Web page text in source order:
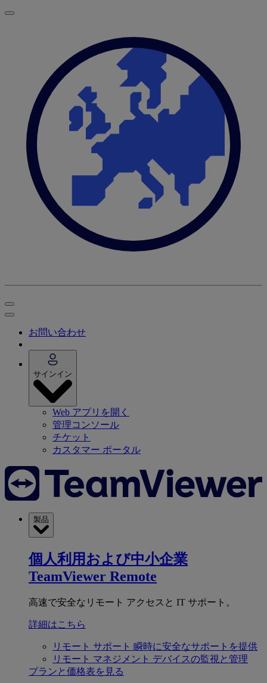
お問い合わせ
サインイン
Web アプリを開く
管理コンソール
チケット
カスタマー ポータル
製品
個人利用および中小企業
TeamViewer Remote
高速で安全なリモート アクセスと IT サポート。
詳細はこちら
リモート サポート 瞬時に安全なサポートを提供
リモート マネジメント デバイスの監視と管理
プランと価格表を見る